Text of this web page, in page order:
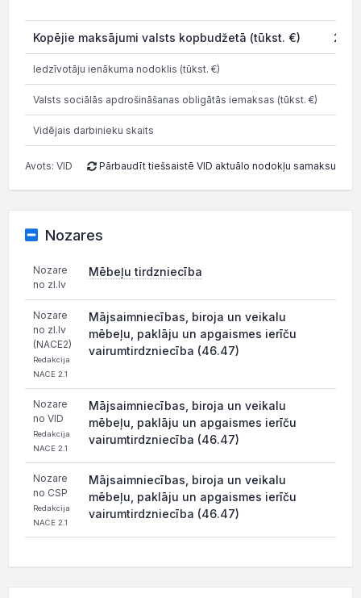
Kopējie maksājumi valsts kopbudžetā (tūkst. €)
Iedzīvotāju ienākuma nodoklis (tūkst. €)
Valsts sociālās apdrošināšanas obligātās iemaksas (tūkst. €)
Vidējais darbinieku skaits
Avots: VID Pārbaudīt tiešsaistē VID aktuālo nodokļu samaksu
Nozares
Nozare
no zl.lv
Mēbeļu tirdzniecība
Nozare
no zl.lv
(NACE2)
Redakcija
NACE 2.1
Mājsaimniecības, biroja un veikalu
mēbeļu, paklāju un apgaismes ierīču
vairumtirdzniecība (46.47)
Nozare
no VID
Redakcija
NACE 2.1
Mājsaimniecības, biroja un veikalu
mēbeļu, paklāju un apgaismes ierīču
vairumtirdzniecība (46.47)
Nozare
no CSP
Redakcija
NACE 2.1
Mājsaimniecības, biroja un veikalu
mēbeļu, paklāju un apgaismes ierīču
vairumtirdzniecība (46.47)